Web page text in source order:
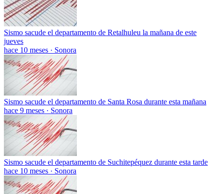
Sismo sacude el departamento de Retalhuleu la mañana de este
jueves
hace 10 meses · Sonora
Sismo sacude el departamento de Santa Rosa durante esta mañana
hace 9 meses · Sonora
Sismo sacude el departamento de Suchitepéquez durante esta tarde
hace 10 meses · Sonora